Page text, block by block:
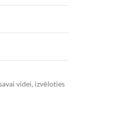
videi, izvēloties